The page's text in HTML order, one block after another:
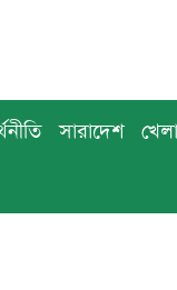
সারাদেশ খেলা